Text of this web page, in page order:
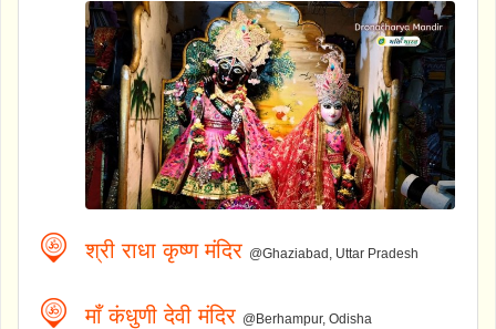
श्री राधा कृष्ण मंदिर @Ghaziabad, Uttar Pradesh
माँ कंधुणी देवी मंदिर @Berhampur, Odisha